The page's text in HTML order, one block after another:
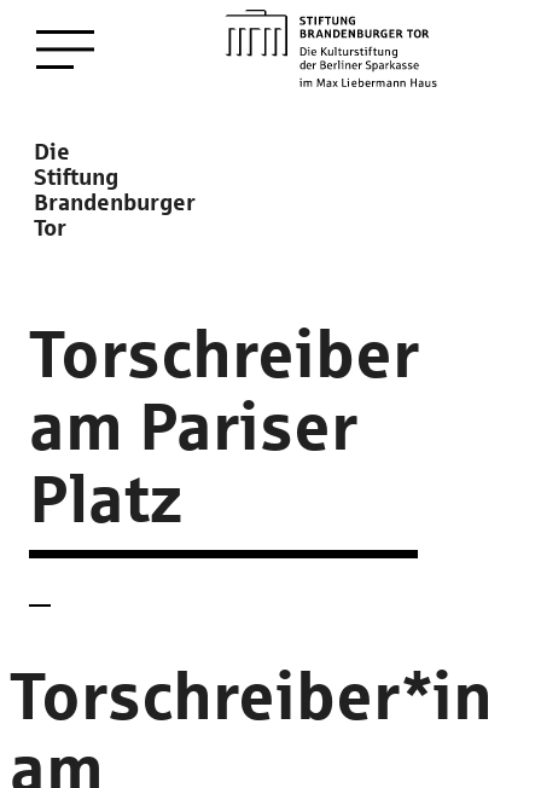
Hauptinhalt
Die
Stiftung
Brandenburger
Tor
Torschreiber
am Pariser
Platz
Torschreiber*in
am